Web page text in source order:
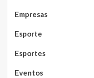
Empresas
Esporte
Esportes
Eventos